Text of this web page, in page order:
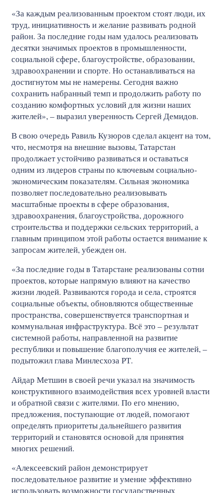
«За каждым реализованным проектом стоят люди, их
труд, инициативность и желание развивать родной
район. За последние годы нам удалось реализовать
десятки значимых проектов в промышленности,
социальной сфере, благоустройстве, образовании,
здравоохранении и спорте. Но останавливаться на
достигнутом мы не намерены. Сегодня важно
сохранить набранный темп и продолжить работу по
созданию комфортных условий для жизни наших
жителей», – выразил уверенность Сергей Демидов.
В свою очередь Равиль Кузюров сделал акцент на том,
что, несмотря на внешние вызовы, Татарстан
продолжает устойчиво развиваться и оставаться
одним из лидеров страны по ключевым социально-
экономическим показателям. Сильная экономика
позволяет последовательно реализовывать
масштабные проекты в сфере образования,
здравоохранения, благоустройства, дорожного
строительства и поддержки сельских территорий, а
главным принципом этой работы остается внимание к
запросам жителей, убежден он.
«За последние годы в Татарстане реализованы сотни
проектов, которые напрямую влияют на качество
жизни людей. Развиваются города и села, строятся
социальные объекты, обновляются общественные
пространства, совершенствуется транспортная и
коммунальная инфраструктура. Всё это – результат
системной работы, направленной на развитие
республики и повышение благополучия ее жителей, –
подытожил глава Минлесхоза РТ.
Айдар Метшин в своей речи указал на значимость
конструктивного взаимодействия всех уровней власти
и обратной связи с жителями. По его мнению,
предложения, поступающие от людей, помогают
определять приоритеты дальнейшего развития
территорий и становятся основой для принятия
многих решений.
«Алексеевский район демонстрирует
последовательное развитие и умение эффективно
использовать возможности государственных